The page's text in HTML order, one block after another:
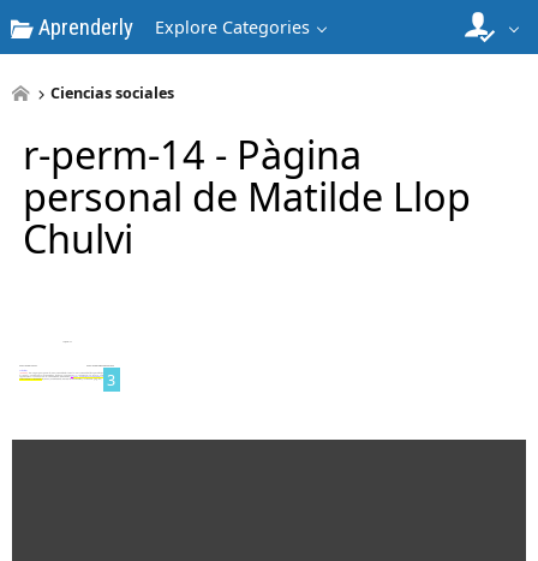
Aprenderly Explore Categories
Ciencias sociales
r-perm-14 - Pàgina
personal de Matilde Llop
Chulvi
3